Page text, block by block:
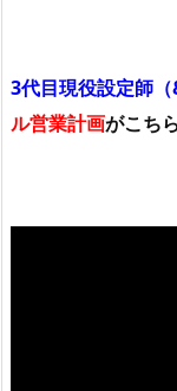
3代目現役設定師（
ル営業計画がこち